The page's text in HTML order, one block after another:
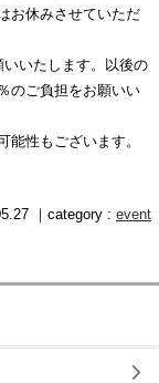
お休みさせていただ
いたします。以後の
のご負担をお願いい
性もございます。
｜category : event